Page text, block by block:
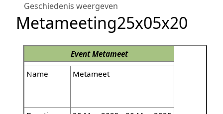
Geschiedenis weergeven
Metameeting25x05x20
EventMetameet
Name
Metameet